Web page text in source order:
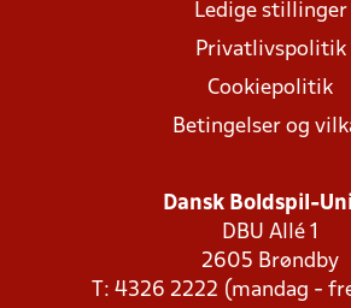
Ledige stillinger
Privatlivspolitik
Cookiepolitik
Betingelser og
Dansk Boldspil-
DBU Allé 1
2605 Brøndby
T: 4326 2222 (mandag -